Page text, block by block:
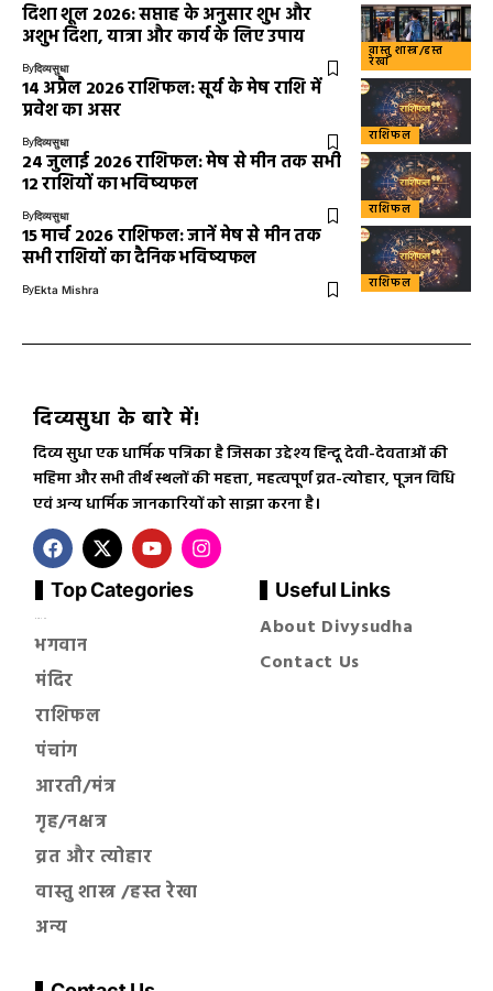
वास्तु शास्त्र/हस्त
रेखा
दिशा शूल 2026: सप्ताह के अनुसार शुभ और
अशुभ दिशा, यात्रा और कार्य के लिए उपाय
Byदिव्यसुधा
राशिफल
14 अप्रैल 2026 राशिफल: सूर्य के मेष राशि में
प्रवेश का असर
Byदिव्यसुधा
राशिफल
24 जुलाई 2026 राशिफल: मेष से मीन तक सभी
12 राशियों का भविष्यफल
Byदिव्यसुधा
राशिफल
15 मार्च 2026 राशिफल: जानें मेष से मीन तक
सभी राशियों का दैनिक भविष्यफल
ByEkta Mishra
दिव्यसुधा के बारे में!
दिव्य सुधा एक धार्मिक पत्रिका है जिसका उद्देश्य हिन्दू देवी-देवताओं की
महिमा और सभी तीर्थ स्थलों की महत्ता, महत्वपूर्ण व्रत-त्योहार, पूजन विधि
एवं अन्य धार्मिक जानकारियों को साझा करना है।
Top Categories
भगवान
मंदिर
राशिफल
पंचांग
आरती/मंत्र
गृह/नक्षत्र
व्रत और त्योहार
वास्तु शास्त्र /हस्त रेखा
अन्य
Useful Links
About Divysudha
Contact Us